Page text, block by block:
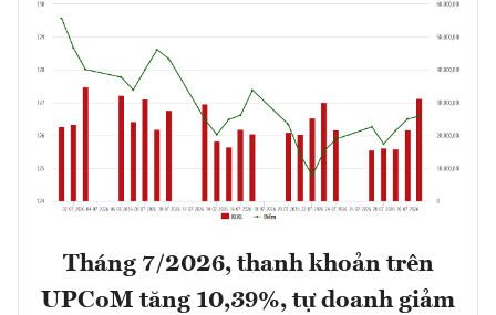
Tháng 7/2026, thanh khoản trên
UPCoM tăng 10,39%, tự doanh giảm